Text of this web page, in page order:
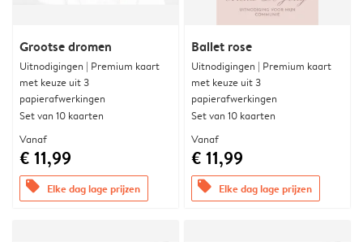
Grootse dromen
Uitnodigingen | Premium kaart
met keuze uit 3
papierafwerkingen
Set van 10 kaarten
Vanaf
€ 11,99
offers Elke dag lage prijzen
Ballet rose
Uitnodigingen | Premium kaart
met keuze uit 3
papierafwerkingen
Set van 10 kaarten
Vanaf
€ 11,99
offers Elke dag lage prijzen